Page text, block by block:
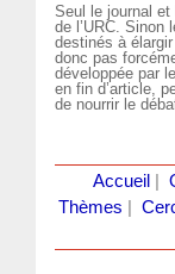
Seul le journal
de l’URC.
destinés à
donc pas
développée par
en fin d’article,
de nourrir le
Accueil
Thèmes